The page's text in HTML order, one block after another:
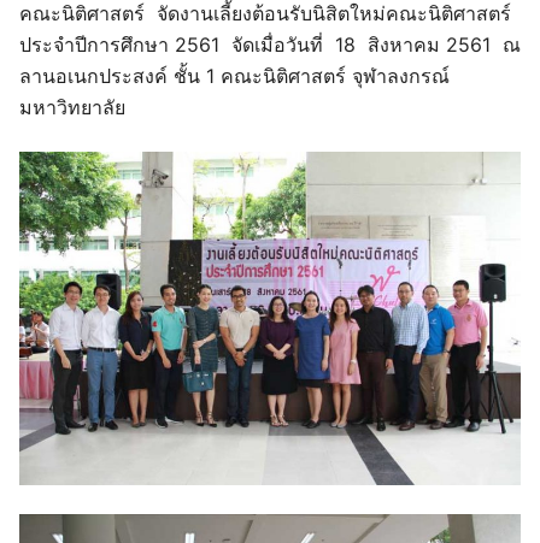
คณะนิติศาสตร์ จัดงานเลี้ยงต้อนรับนิสิตใหม่คณะนิติศาสตร์
ประจำปีการศึกษา 2561 จัดเมื่อวันที่ 18 สิงหาคม 2561 ณ
ลานอเนกประสงค์ ชั้น 1 คณะนิติศาสตร์ จุฬาลงกรณ์
มหาวิทยาลัย